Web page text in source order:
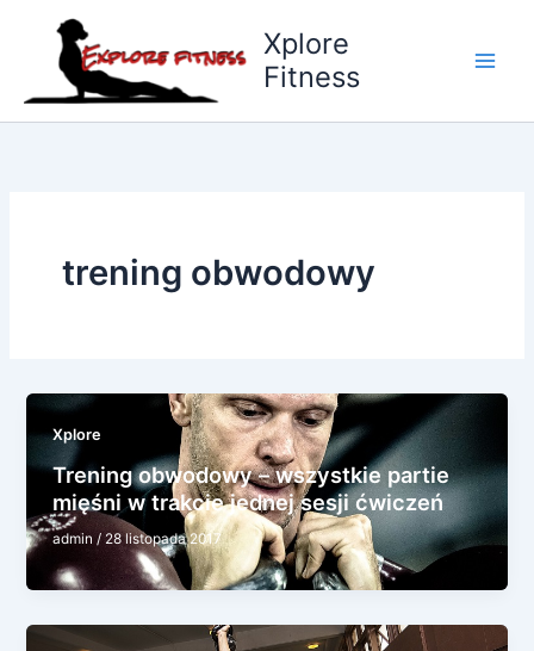
Xplore
Fitness
trening obwodowy
Xplore
Trening obwodowy – wszystkie partie
mięśni w trakcie jednej sesji ćwiczeń
admin/ 28 listopada 2017